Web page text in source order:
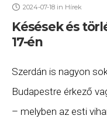
2024-07-18 in Hírek
Késések és
17-én
Szerdán is nagyon
Budapestre érkező
– melyben az esti